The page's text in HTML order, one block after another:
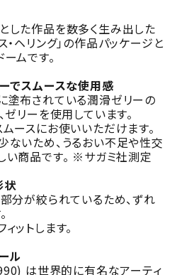
した作品を数多く生み出した
・ヘリング」の作品パッケージと
ムです。
でスムースな使用感
塗布されている潤滑ゼリーの
リーを使用しています。
ースにお使いいただけます。
いため、うるおい不足や性交
商品です。 ※サガミ社測定
状
分が絞られているため、ずれ
ットします。
ル
は世界的に有名なアーティ